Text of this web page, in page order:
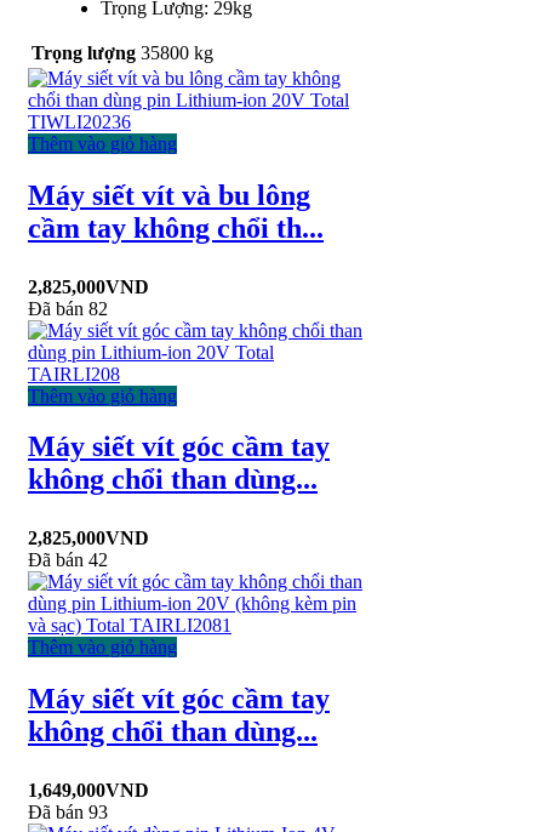
Trọng Lượng: 29kg
Trọng lượng 35800 kg
Thêm vào giỏ hàng
Máy siết vít và bu lông
cầm tay không chổi th...
2,825,000VND
Đã bán 82
Thêm vào giỏ hàng
Máy siết vít góc cầm tay
không chổi than dùng...
2,825,000VND
Đã bán 42
Thêm vào giỏ hàng
Máy siết vít góc cầm tay
không chổi than dùng...
1,649,000VND
Đã bán 93